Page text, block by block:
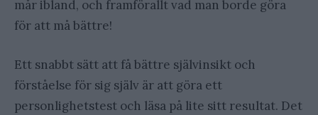
mår ibland, och framförallt vad man borde göra
för att må bättre!
Ett snabbt sätt att få bättre självinsikt och
förståelse för sig själv är att göra ett
personlighetstest och läsa på lite sitt resultat. Det